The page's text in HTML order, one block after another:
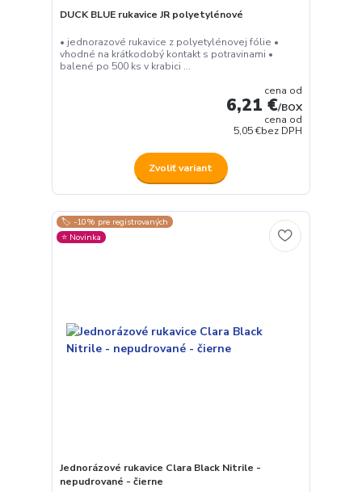
DUCK BLUE rukavice JR polyetylénové
• jednorazové rukavice z polyetylénovej fólie •
vhodné na krátkodobý kontakt s potravinami •
balené po 500 ks v krabici ...
cena od
6,21 €/BOX
cena od
5,05 €bez DPH
Zvoliť variant
🏷️ -10% pre registrovaných
⭐️ Novinka
Jednorázové rukavice Clara Black Nitrile -
nepudrované - čierne